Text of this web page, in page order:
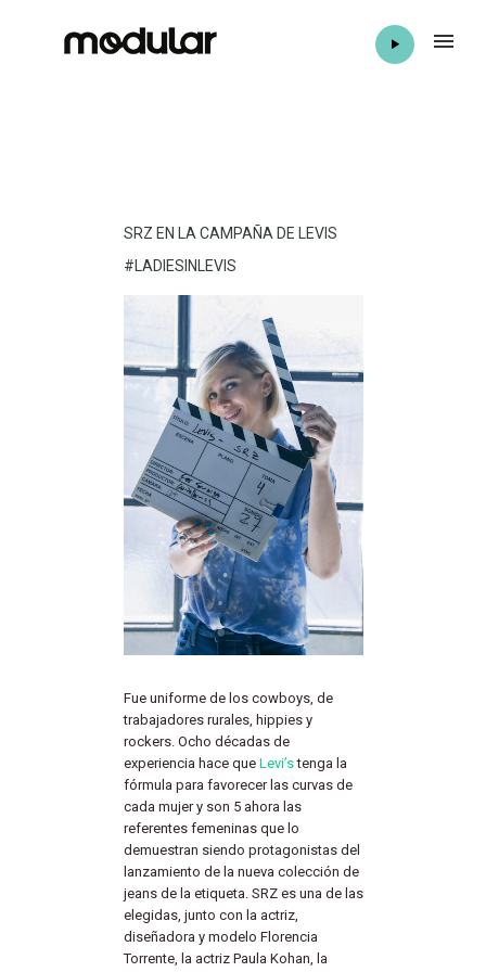
SRZ EN LA CAMPAÑA DE LEVIS
#LADIESINLEVIS
Fue uniforme de los cowboys, de
trabajadores rurales, hippies y
rockers. Ocho décadas de
experiencia hace que Levi’stenga la
fórmula para favorecer las curvas de
cada mujer y son 5 ahora las
referentes femeninas que lo
demuestran siendo protagonistas del
lanzamiento de la nueva colección de
jeans de la etiqueta. SRZ es una de las
elegidas, junto con la actriz,
diseñadora y modelo Florencia
Torrente, la actriz Paula Kohan, la